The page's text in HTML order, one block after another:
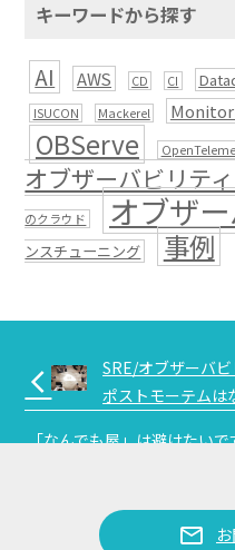
キーワードから探す
AI AWS CD CI
ISUCON
Mackerel
OBServe
オブザーバビリテ
のクラウド オブザ
ンスチューニング
事例
arrow_back_ios
SRE/オブザーバ
ポストモーテムは
「なんでも屋」は避けたい
#SHIFT TECH TALKS#1
mail